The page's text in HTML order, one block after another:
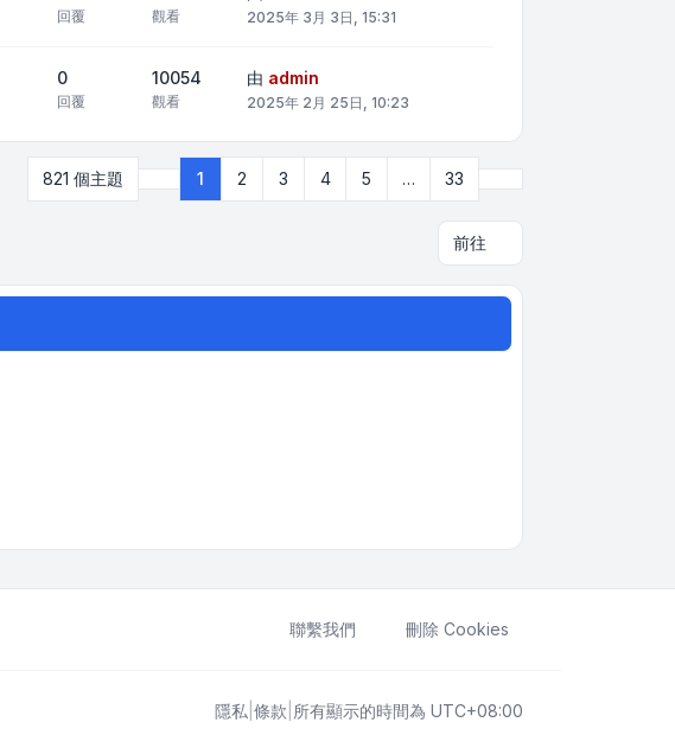
回覆 觀看 2025年 3月 3日, 15:31
0
回覆
10054
觀看
由 admin
2025年 2月 25日, 10:23
821 個主題 第1 頁 (共 33 頁)
1 2 3 4 5 … 33
前往
聯繫我們 刪除 Cookies
隱私 條款 所有顯示的時間為 UTC+08:00